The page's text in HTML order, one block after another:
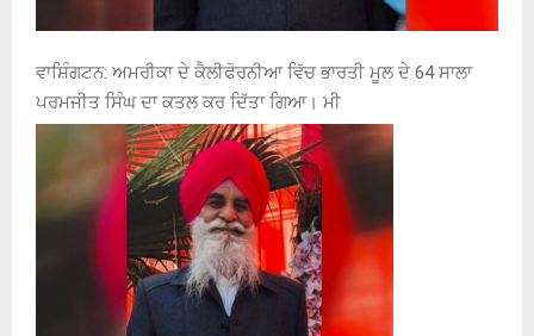
ਵਾਸ਼ਿੰਗਟਨ: ਅਮਰੀਕਾ ਦੇ ਕੈਲੀਫੋਰਨੀਆ ਵਿੱਚ ਭਾਰਤੀ ਮੂਲ ਦੇ 64 ਸਾਲਾ
ਪਰਮਜੀਤ ਸਿੰਘ ਦਾ ਕਤਲ ਕਰ ਦਿੱਤਾ ਗਿਆ। ਮੀ